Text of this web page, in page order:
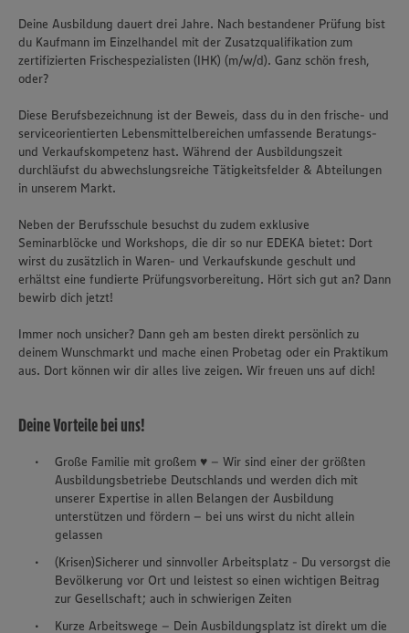
Deine Ausbildung dauert drei Jahre. Nach bestandener Prüfung bist
du Kaufmann im Einzelhandel mit der Zusatzqualifikation zum
zertifizierten Frischespezialisten (IHK) (m/w/d). Ganz schön fresh,
oder?
Diese Berufsbezeichnung ist der Beweis, dass du in den frische- und
serviceorientierten Lebensmittelbereichen umfassende Beratungs-
und Verkaufskompetenz hast. Während der Ausbildungszeit
durchläufst du abwechslungsreiche Tätigkeitsfelder & Abteilungen
in unserem Markt.
Neben der Berufsschule besuchst du zudem exklusive
Seminarblöcke und Workshops, die dir so nur EDEKA bietet: Dort
wirst du zusätzlich in Waren- und Verkaufskunde geschult und
erhältst eine fundierte Prüfungsvorbereitung. Hört sich gut an? Dann
bewirb dich jetzt!
Immer noch unsicher? Dann geh am besten direkt persönlich zu
deinem Wunschmarkt und mache einen Probetag oder ein Praktikum
aus. Dort können wir dir alles live zeigen. Wir freuen uns auf dich!
Deine Vorteile bei uns!
Große Familie mit großem ♥ – Wir sind einer der größten
Ausbildungsbetriebe Deutschlands und werden dich mit
unserer Expertise in allen Belangen der Ausbildung
unterstützen und fördern – bei uns wirst du nicht allein
gelassen
(Krisen)Sicherer und sinnvoller Arbeitsplatz - Du versorgst die
Bevölkerung vor Ort und leistest so einen wichtigen Beitrag
zur Gesellschaft; auch in schwierigen Zeiten
Kurze Arbeitswege – Dein Ausbildungsplatz ist direkt um die